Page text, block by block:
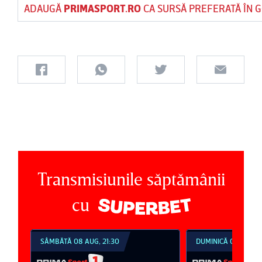
ADAUGĂ PRIMASPORT.ROCA SURSĂ PREFERATĂ ÎN
Transmisiunile săptămânii
cu
SÂMBĂTĂ 08 AUG, 21:30 DUMINICĂ 09 AUG,